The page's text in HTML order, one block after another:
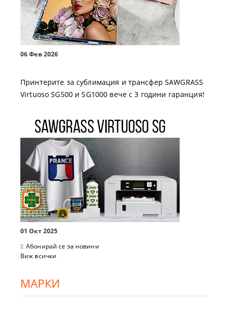
06 Фев 2026
Принтерите за сублимация и трансфер SAWGRASS
Virtuoso SG500 и SG1000 вече с 3 години гаранция!
01 Окт 2025
Абонирай се за новини
Виж всички
МАРКИ